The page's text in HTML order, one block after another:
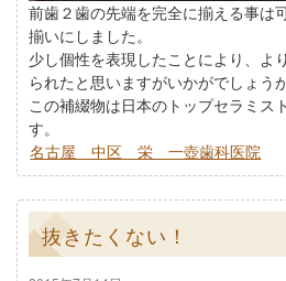
前歯２歯の先端を完全に揃える事は
揃いにしました。
少し個性を表現したことにより、よ
られたと思いますがいかがでしょう
この補綴物は日本のトップセラミ
す。
名古屋 中区 栄 一壺歯科医院
抜きたくない！